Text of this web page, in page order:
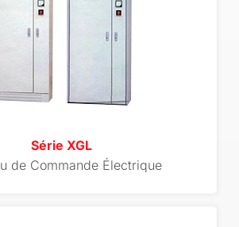
Série XGL
de Commande Électrique